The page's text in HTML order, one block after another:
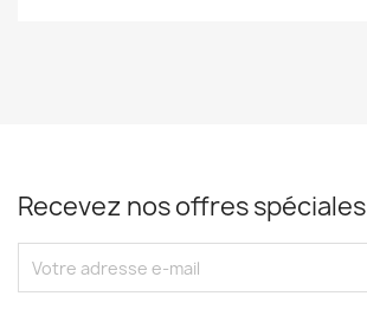
Recevez nos offres spéciales